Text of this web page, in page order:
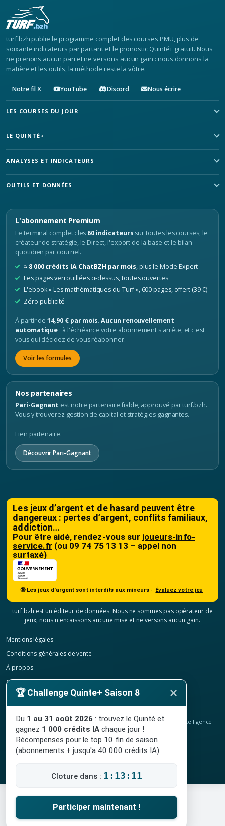
turf.bzh publie le programme complet des courses PMU, plus de
soixante indicateurs par partant et le pronostic Quinté+ gratuit. Nous
ne prenons aucun pari et ne versons aucun gain : nous donnons la
matière et les outils, la méthode reste la vôtre.
Notre fil X YouTube Discord Nous écrire
LES COURSES DU JOUR
LE QUINTÉ+
ANALYSES ET INDICATEURS
OUTILS ET DONNÉES
L'abonnement Premium
Le terminal complet : les 60 indicateurs sur toutes les courses, le
créateur de stratégie, le Direct, l'export de la base et le bilan
quotidien par courriel.
≈ 8 000 crédits IA ChatBZH par mois, plus le Mode Expert
Les pages verrouillées ci-dessus, toutes ouvertes
L'ebook « Les mathématiques du Turf », 600 pages, offert (39 €)
Zéro publicité
À partir de14,90 € par mois.Aucun renouvellement
automatique : à l'échéance votre abonnement s'arrête, et c'est
vous qui décidez de vous réabonner.
Voir les formules
Nos partenaires
Pari-Gagnant est notre partenaire fiable, approuvé par turf.bzh.
Vous y trouverez gestion de capital et stratégies gagnantes.
Lien partenaire.
Découvrir Pari-Gagnant
Les jeux d’argent et de hasard peuvent être
dangereux : pertes d’argent, conflits familiaux,
addiction…
Pour être aidé, rendez-vous sur joueurs-info-
service.fr (ou 09 74 75 13 13 – appel non
surtaxé)
🔞 Les jeux d'argent sont interdits aux mineurs · Évaluez votre jeu
turf.bzh est un éditeur de données. Nous ne sommes pas opérateur de
jeux, nous n'encaissons aucune mise et ne versons aucun gain.
Mentions légales
Conditions générales de vente
À propos
Contact
Confidentialité
© 2020-2026 TURF.bzh , analyses hippiques, classement ELO et intelligence
artificielle.
Site indépendant, sans lien avec le PMU. Jeu interdit aux mineurs.
🏆 Challenge Quinte+ Saison 8 ×
Du 1 au 31 août 2026 : trouvez le Quinté et
gagnez 1 000 crédits IA chaque jour !
Récompenses pour le top 10 fin de saison
(abonnements + jusqu'a 40 000 crédits IA).
Cloture dans : 1:13:10
Participer maintenant !